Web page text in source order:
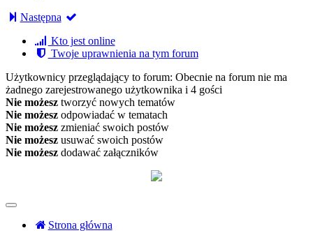
Następna
Kto jest online
Twoje uprawnienia na tym forum
Użytkownicy przeglądający to forum: Obecnie na forum nie ma
żadnego zarejestrowanego użytkownika i 4 gości
Nie możesz tworzyć nowych tematów
Nie możesz odpowiadać w tematach
Nie możesz zmieniać swoich postów
Nie możesz usuwać swoich postów
Nie możesz dodawać załączników
Strona główna